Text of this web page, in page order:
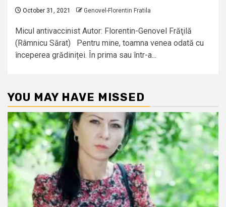
October 31, 2021 Genovel-Florentin Fratila
Micul antivaccinist Autor: Florentin-Genovel Frăţilă
(Râmnicu Sărat) Pentru mine, toamna venea odată cu
începerea grădiniței. În prima sau într-a...
YOU MAY HAVE MISSED